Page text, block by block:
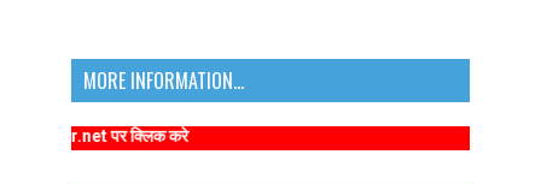
MORE INFORMATION...
पर क्लिक करे